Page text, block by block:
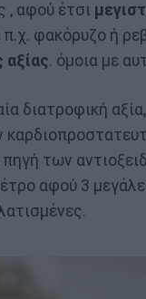
, αφού έτσι
π.χ. φακόρυζο ή
αξίας. όμοια με
διατροφική
των
αφού 3